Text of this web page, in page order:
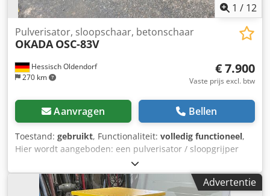
1 / 12
Hessisch Oldendorf
270 km
Pulverisator, sloopschaar, betonschaar
OKADA OSC-83V
€ 7.900
Vaste prijs excl. btw
Aanvragen Bellen
Toestand: gebruikt, Functionaliteit: volledig functioneel,
Hier wordt aangeboden: een pulverisator / sloopgrijper
Merk: OKADA OSV-83V LENOX MS21 Geschikt voor 20-25
ton graafmachines Gebruikte, goed werkende staat.
Dksdpfxjxw N Szo Acyer Voor vragen neem contact op via
Advertentie